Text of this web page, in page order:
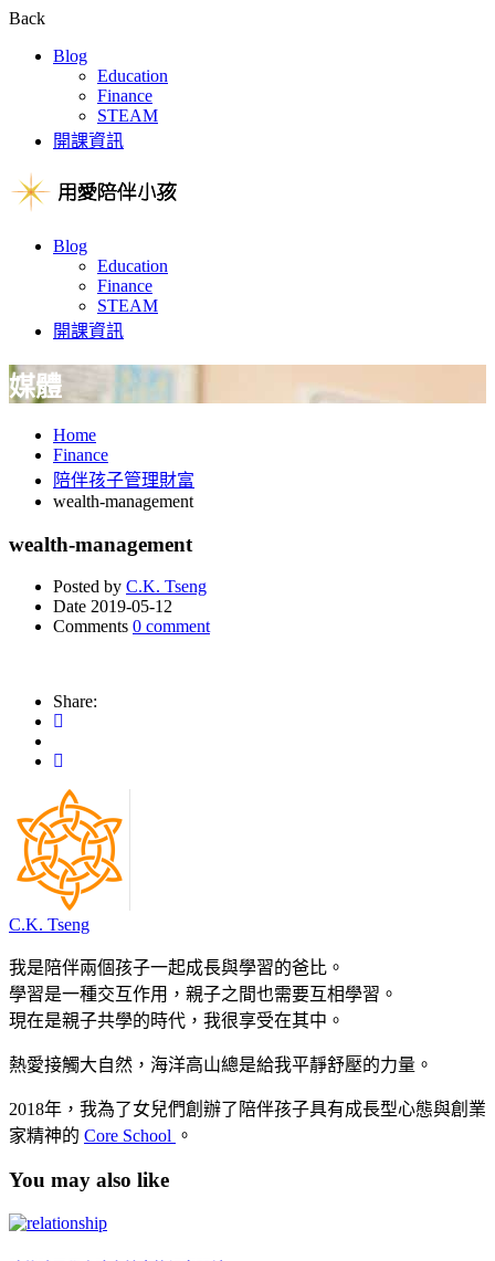
Back
Blog
Education
Finance
STEAM
開課資訊
Blog
Education
Finance
STEAM
開課資訊
媒體
Home
Finance
陪伴孩子管理財富
wealth-management
wealth-management
Posted by C.K. Tseng
Date 2019-05-12
Comments 0 comment
Share:
C.K. Tseng
我是陪伴兩個孩子一起成長與學習的爸比。
學習是一種交互作用，親子之間也需要互相學習。
現在是親子共學的時代，我很享受在其中。
熱愛接觸大自然，海洋高山總是給我平靜舒壓的力量。
2018年，我為了女兒們創辦了陪伴孩子具有成長型心態與創業
家精神的 Core School 。
You may also like